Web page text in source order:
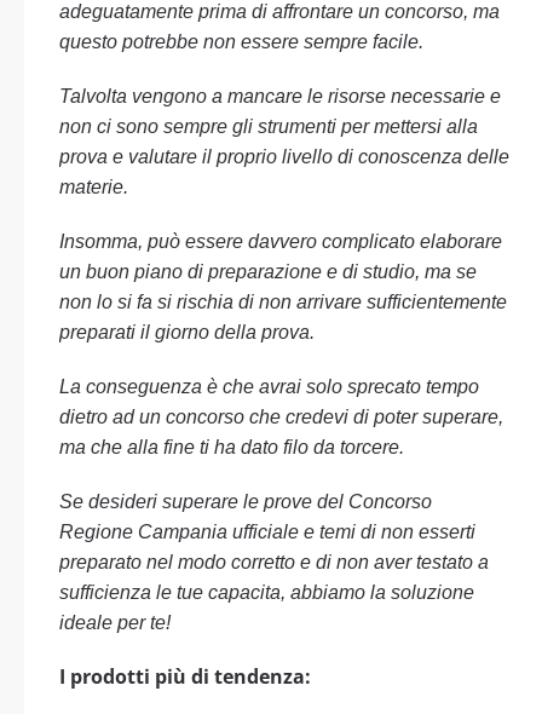
adeguatamente prima di affrontare un concorso, ma
questo potrebbe non essere sempre facile.
Talvolta vengono a mancare le risorse necessarie e
non ci sono sempre gli strumenti per mettersi alla
prova e valutare il proprio livello di conoscenza delle
materie.
Insomma, può essere davvero complicato elaborare
un buon piano di preparazione e di studio, ma se
non lo si fa si rischia di non arrivare sufficientemente
preparati il giorno della prova.
La conseguenza è che avrai solo sprecato tempo
dietro ad un concorso che credevi di poter superare,
ma che alla fine ti ha dato filo da torcere.
Se desideri superare le prove del Concorso
Regione Campania ufficiale e temi di non esserti
preparato nel modo corretto e di non aver testato a
sufficienza le tue capacita, abbiamo la soluzione
ideale per te!
I prodotti più di tendenza: